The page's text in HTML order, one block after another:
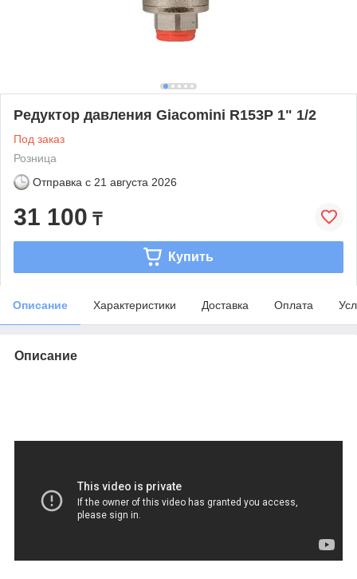
Редуктор давления Giacomini R153P 1" 1/2
Под заказ
Розница
Отправка с 21 августа 2026
31 100 ₸
Купить
Описание Характеристики Доставка Оплата
Описание